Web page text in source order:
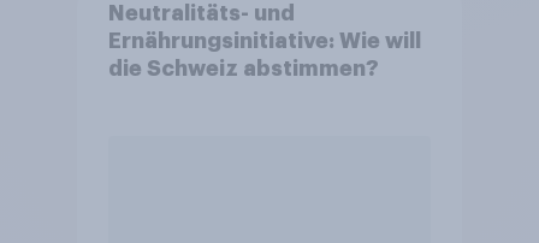
Neutralitäts- und
Ernährungsinitiative: Wie will
die Schweiz abstimmen?